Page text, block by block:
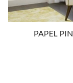
PAPEL